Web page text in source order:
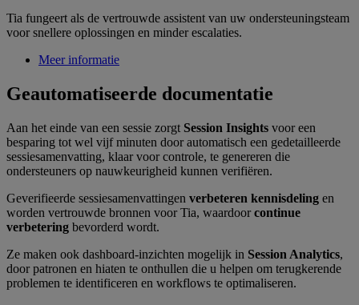
Tia fungeert als de vertrouwde assistent van uw ondersteuningsteam
voor snellere oplossingen en minder escalaties.
Meer informatie
Geautomatiseerde documentatie
Aan het einde van een sessie zorgt Session Insights voor een
besparing tot wel vijf minuten door automatisch een gedetailleerde
sessiesamenvatting, klaar voor controle, te genereren die
ondersteuners op nauwkeurigheid kunnen verifiëren.
Geverifieerde sessiesamenvattingen verbeteren kennisdeling en
worden vertrouwde bronnen voor Tia, waardoorcontinue
verbetering bevorderd wordt.
Ze maken ook dashboard-inzichten mogelijk in Session Analytics,
door patronen en hiaten te onthullen die u helpen om terugkerende
problemen te identificeren en workflows te optimaliseren.